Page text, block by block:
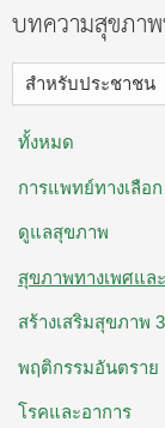
บทความสุขภา
สำหรับประชาชน
ทั้งหมด
การแพทย์ทางเลือก
ดูแลสุขภาพ
สุขภาพทางเพศแล
สร้างเสริมสุขภาพ
พฤติกรรมอันตราย
โรคและอาการ